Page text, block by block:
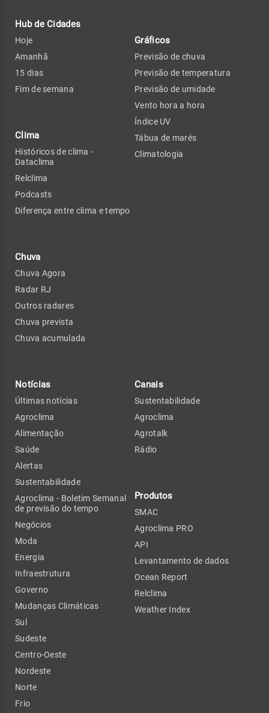
Hub de Cidades
Hoje
Amanhã
15 dias
Fim de semana
Clima
Históricos de clima -
Dataclima
Relclima
Podcasts
Diferença entre clima e tempo
Chuva
Chuva Agora
Radar RJ
Outros radares
Chuva prevista
Chuva acumulada
Gráficos
Previsão de chuva
Previsão de temperatura
Previsão de umidade
Vento hora a hora
Índice UV
Tábua de marés
Climatologia
Notícias
Últimas notícias
Agroclima
Alimentação
Saúde
Alertas
Sustentabilidade
Agroclima - Boletim Semanal
de previsão do tempo
Negócios
Moda
Energia
Infraestrutura
Governo
Mudanças Climáticas
Sul
Sudeste
Centro-Oeste
Nordeste
Norte
Frio
Canais
Sustentabilidade
Agroclima
Agrotalk
Rádio
Produtos
SMAC
Agroclima PRO
API
Levantamento de dados
Ocean Report
Relclima
Weather Index